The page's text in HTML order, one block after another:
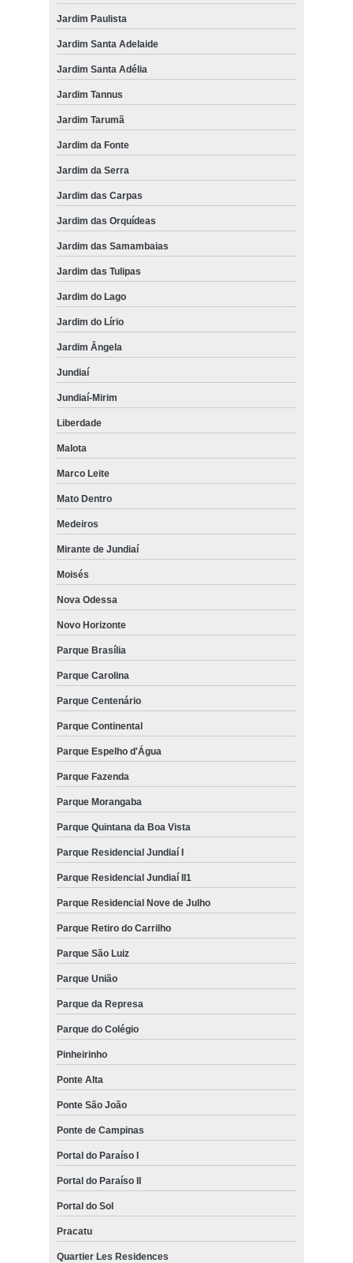
Jardim Paulista
Jardim Santa Adelaide
Jardim Santa Adélia
Jardim Tannus
Jardim Tarumã
Jardim da Fonte
Jardim da Serra
Jardim das Carpas
Jardim das Orquídeas
Jardim das Samambaias
Jardim das Tulipas
Jardim do Lago
Jardim do Lírio
Jardim Ângela
Jundiaí
Jundiaí-Mirim
Liberdade
Malota
Marco Leite
Mato Dentro
Medeiros
Mirante de Jundiaí
Moisés
Nova Odessa
Novo Horizonte
Parque Brasília
Parque Carolina
Parque Centenário
Parque Continental
Parque Espelho d'Água
Parque Fazenda
Parque Morangaba
Parque Quintana da Boa Vista
Parque Residencial Jundiaí I
Parque Residencial Jundiaí II1
Parque Residencial Nove de Julho
Parque Retiro do Carrilho
Parque São Luiz
Parque União
Parque da Represa
Parque do Colégio
Pinheirinho
Ponte Alta
Ponte São João
Ponte de Campinas
Portal do Paraíso I
Portal do Paraíso II
Portal do Sol
Pracatu
Quartier Les Residences